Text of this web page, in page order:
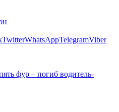
TwitterWhatsAppTelegramViber
фур – погиб водитель-